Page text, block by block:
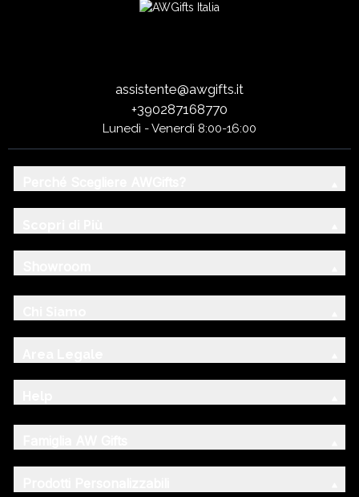
assistente@awgifts.it
+390287168770
Lunedì - Venerdì 8:00-16:00